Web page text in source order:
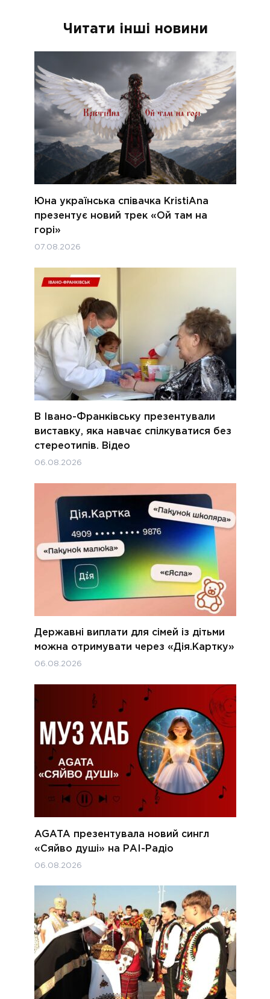
Читати інші новини
Юна українська співачка KristiAna
презентує новий трек «Ой там на
горі»
07.08.2026
В Івано-Франківську презентували
виставку, яка навчає спілкуватися без
стереотипів. Відео
06.08.2026
Державні виплати для сімей із дітьми
можна отримувати через «Дія.Картку»
06.08.2026
AGATA презентувала новий сингл
«Сяйво душі» на РАІ-Радіо
06.08.2026